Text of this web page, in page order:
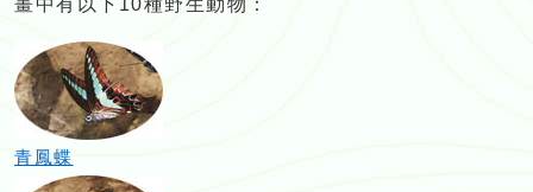
畫中有以下10種野生動物：
青鳳蝶